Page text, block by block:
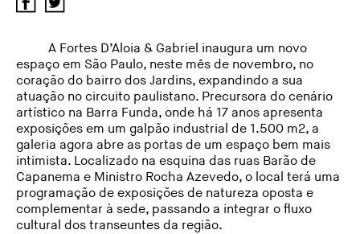
A Fortes D’Aloia & Gabriel inaugura um novo
espaço em São Paulo, neste mês de novembro, no
coração do bairro dos Jardins, expandindo a sua
atuação no circuito paulistano. Precursora do cenário
artístico na Barra Funda, onde há 17 anos apresenta
exposições em um galpão industrial de 1.500 m2, a
galeria agora abre as portas de um espaço bem mais
intimista. Localizado na esquina das ruas Barão de
Capanema e Ministro Rocha Azevedo, o local terá uma
programação de exposições de natureza oposta e
complementar à sede, passando a integrar o fluxo
cultural dos transeuntes da região.